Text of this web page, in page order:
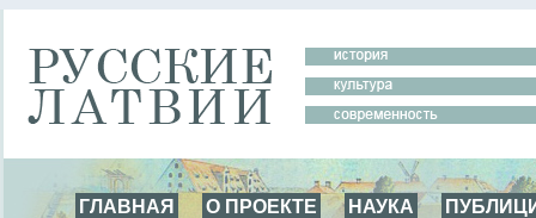
ГЛАВНАЯ О ПРОЕКТЕ НАУКА